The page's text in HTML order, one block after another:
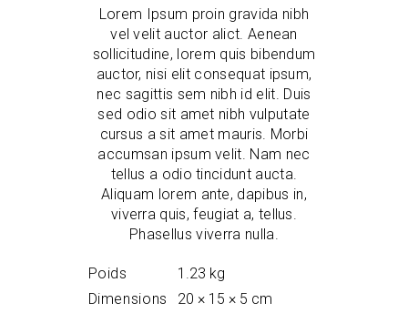
Lorem Ipsum proin gravida nibh
vel velit auctor alict. Aenean
sollicitudine, lorem quis bibendum
auctor, nisi elit consequat ipsum,
nec sagittis sem nibh id elit. Duis
sed odio sit amet nibh vulputate
cursus a sit amet mauris. Morbi
accumsan ipsum velit. Nam nec
tellus a odio tincidunt aucta.
Aliquam lorem ante, dapibus in,
viverra quis, feugiat a, tellus.
Phasellus viverra nulla.
Poids
1.23 kg
Dimensions
20 × 15 × 5 cm